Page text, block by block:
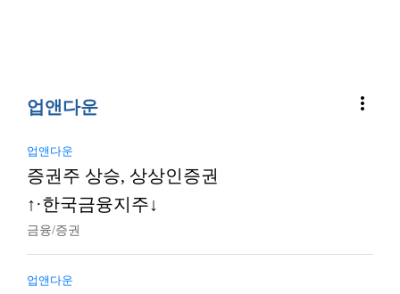
업앤다운 more_vert
업앤다운
증권주 상승, 상상인증권
↑·한국금융지주↓
금융/증권
업앤다운